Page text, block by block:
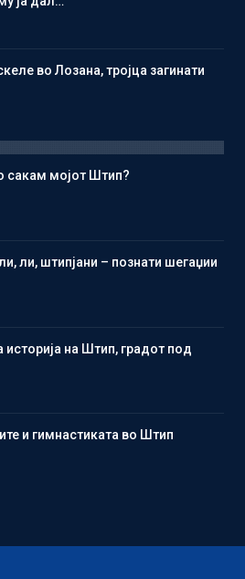
во Лозана, тројца загинати
сакам мојот Штип?
ли, штипјани – познати шегаџии
историја на Штип, градот под
и гимнастиката во Штип